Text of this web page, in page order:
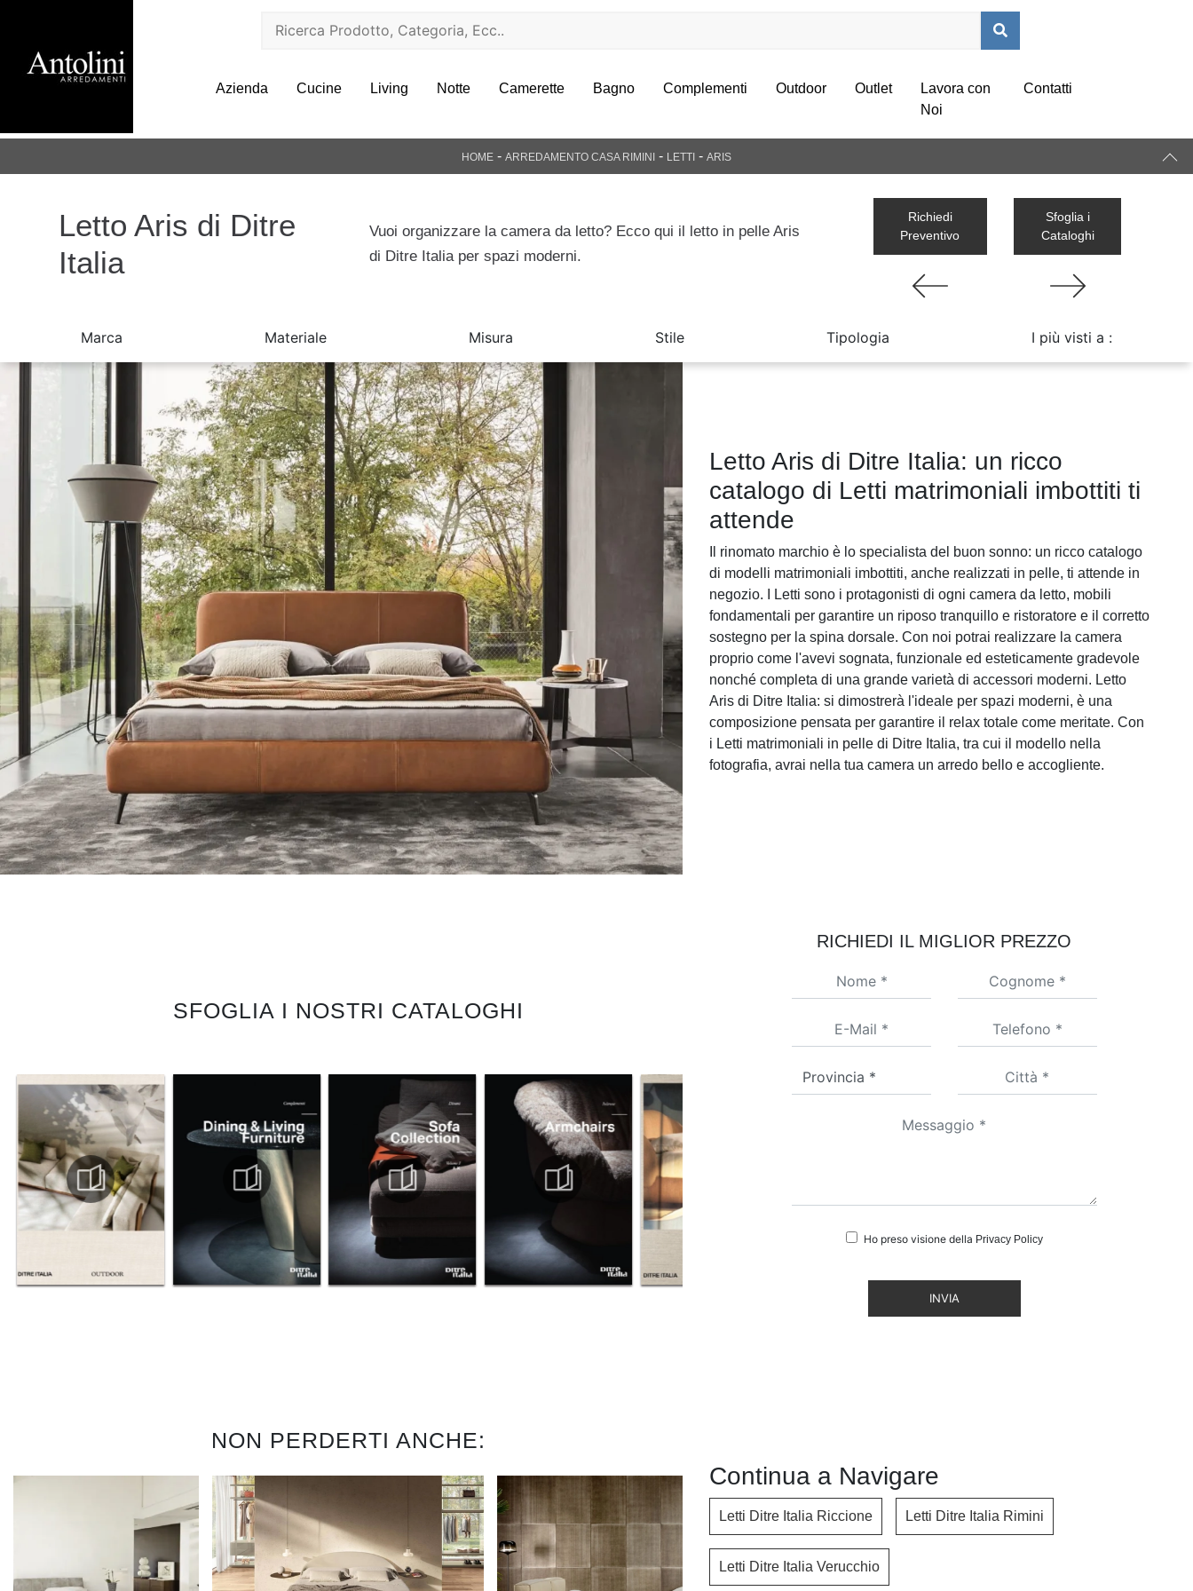
Azienda Cucine Living Notte Camerette Bagno Complementi Outdoor Outlet
Lavora con
Noi
Contatti
HOME - ARREDAMENTO CASA RIMINI - LETTI - ARIS
Letto Aris di Ditre
Italia
Vuoi organizzare la camera da letto? Ecco qui il letto in pelle Aris
di Ditre Italia per spazi moderni.
Richiedi
Preventivo
Sfoglia i
Cataloghi
Marca Materiale Misura Stile Tipologia I più visti a :
Letto Aris di Ditre Italia: un ricco
catalogo di Letti matrimoniali imbottiti ti
attende
Il rinomato marchio è lo specialista del buon sonno: un ricco catalogo
di modelli matrimoniali imbottiti, anche realizzati in pelle, ti attende in
negozio. I Letti sono i protagonisti di ogni camera da letto, mobili
fondamentali per garantire un riposo tranquillo e ristoratore e il corretto
sostegno per la spina dorsale. Con noi potrai realizzare la camera
proprio come l'avevi sognata, funzionale ed esteticamente gradevole
nonché completa di una grande varietà di accessori moderni. Letto
Aris di Ditre Italia: si dimostrerà l'ideale per spazi moderni, è una
composizione pensata per garantire il relax totale come meritate. Con
i Letti matrimoniali in pelle di Ditre Italia, tra cui il modello nella
fotografia, avrai nella tua camera un arredo bello e accogliente.
SFOGLIA I NOSTRI CATALOGHI
RICHIEDI IL MIGLIOR PREZZO
Ho preso visione della Privacy Policy
INVIA
NON PERDERTI ANCHE:
Continua a Navigare
Letti Ditre Italia Riccione Letti Ditre Italia Rimini
Letti Ditre Italia Verucchio